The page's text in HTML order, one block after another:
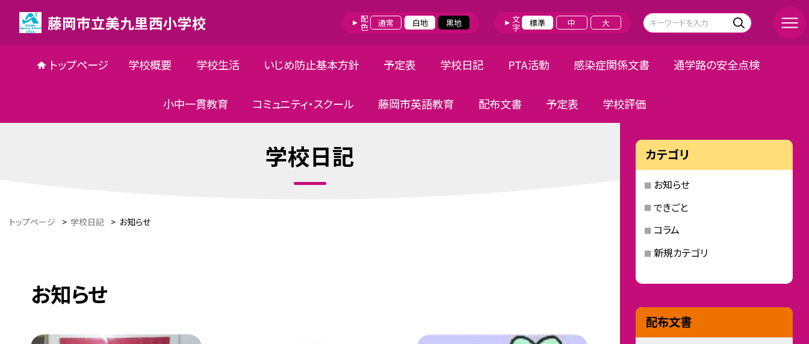
藤岡市立美九里西小学校 配色 通常 白地 黒地 文字 標準 中 大
トップページ 学校概要 学校生活 いじめ防止基本方針 予定表 学校日記 PTA活動 感染症関係文書 通学路の安全点検
小中一貫教育 コミュニティ・スクール 藤岡市英語教育 配布文書 予定表 学校評価
学校日記
トップページ > 学校日記 > お知らせ
お知らせ
カテゴリ
お知らせ
できごと
コラム
新規カテゴリ
配布文書